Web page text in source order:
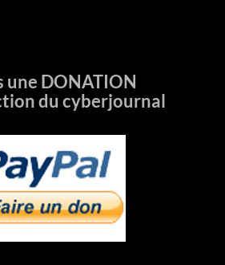
une DONATION
du cyberjournal